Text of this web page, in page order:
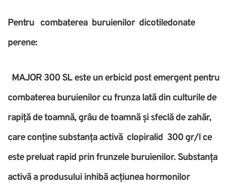
Pentru combaterea buruienilor dicotiledonate
perene:
MAJOR 300 SL este un erbicid post emergent pentru
combaterea buruienilor cu frunza lată din culturile de
rapiță de toamnă, grâu de toamnă și sfeclă de zahăr,
care conține substanța activă clopiralid 300 gr/l ce
este preluat rapid prin frunzele buruienilor. Substanța
activă a produsului inhibă acțiunea hormonilor